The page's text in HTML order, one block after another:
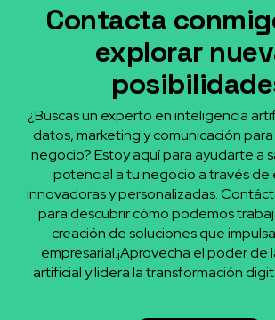
Contacta
explorar
¿Buscas un experto en inteligencia
datos, marketing y comunicación
negocio? Estoy aquí para ayudarte a
potencial a tu negocio a través
innovadoras y personalizadas.
para descubrir cómo podemos
creación de soluciones que
empresarial.¡Aprovecha el poder de
artificial y lidera la transformación